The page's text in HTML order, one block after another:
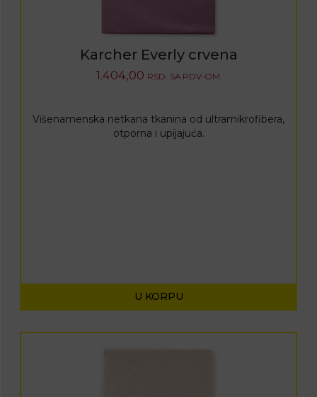
Karcher Everly crvena
1.404,00 RSD. SA PDV-OM.
Višenamenska netkana tkanina od ultramikrofibera,
otporna i upijajuća.
U KORPU